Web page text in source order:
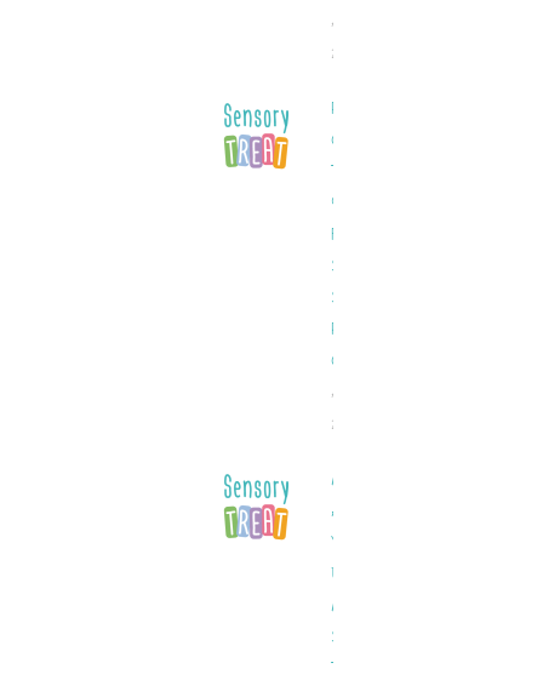
August 1,
2025
Pinco
Casino:
Türkiyede
9000den
Fazla
Slot
Sunan
Resmi
Casino
August 1,
2025
Mostbet
AZ
Yükləmək
Üçün
Minimum
Sistem
Tələbləri